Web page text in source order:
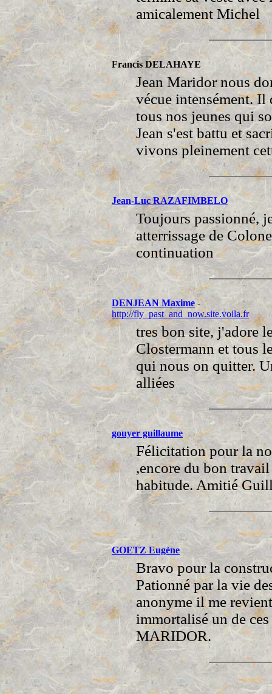
amicalement Michel
Francis DELAHAYE
Jean Maridor nous
vécue intensément.
tous nos jeunes qui
Jean s'est battu et
vivons pleinement
Jean-Luc RAZAFIMBELO
Toujours passionné,
atterrissage de
continuation
DENJEAN Maxime-
http://fly_past_and_now.site.voila.fr
tres bon site, j'adore
Clostermann et tous
qui nous on quitter.
alliées
gouyer guillaume
Félicitation pour la
,encore du bon
habitude. Amitié
GOETZ Eugène
Bravo pour la
Pationné par la vie
anonyme il me
immortalisé un de
MARIDOR.